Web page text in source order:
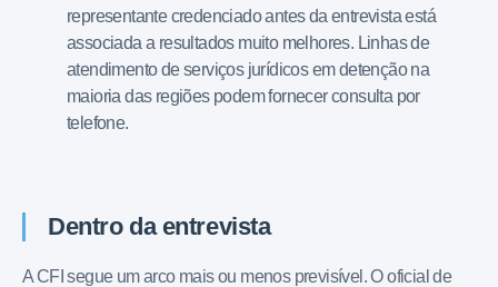
representante credenciado antes da entrevista está
associada a resultados muito melhores. Linhas de
atendimento de serviços jurídicos em detenção na
maioria das regiões podem fornecer consulta por
telefone.
Dentro da entrevista
A CFI segue um arco mais ou menos previsível. O oficial de